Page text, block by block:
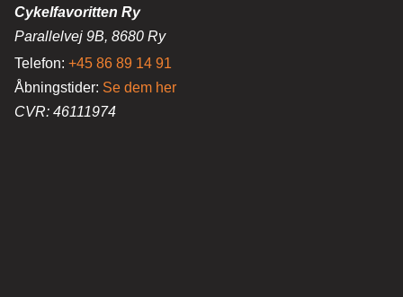
Cykelfavoritten Ry
Parallelvej 9B, 8680 Ry
Telefon: +45 86 89 14 91
Åbningstider: Se dem her
CVR: 46111974